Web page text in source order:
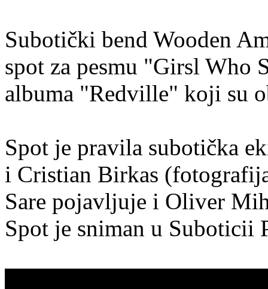
Subotički bend Wooden
spot za pesmu "Girsl Who
albuma "Redville" koji su
Spot je pravila subotička
i Cristian Birkas
Sare pojavljuje i Oliver
Spot je sniman u Suboticii